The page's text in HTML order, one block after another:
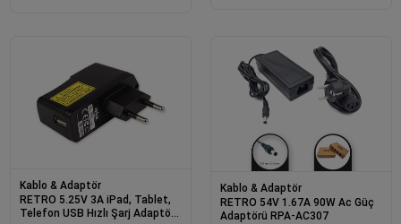
Kablo & Adaptör
RETRO 5.25V 3A iPad, Tablet,
Telefon USB Hızlı Şarj Adaptörü
Kablo & Adaptör
RETRO 54V 1.67A 90W Ac Güç
Adaptörü RPA-AC307